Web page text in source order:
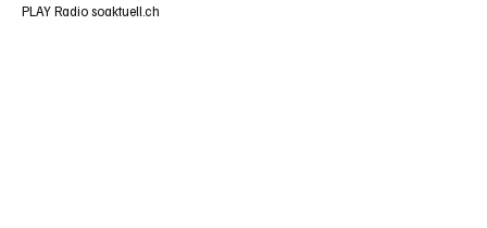
PLAY Radio soaktuell.ch